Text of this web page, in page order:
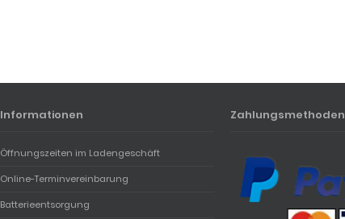
Informationen
Öffnungszeiten im Ladengeschäft
Online-Terminvereinbarung
Batterieentsorgung
Zahlungsmethoden